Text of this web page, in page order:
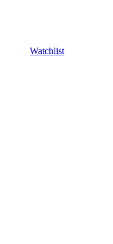
Watchlist